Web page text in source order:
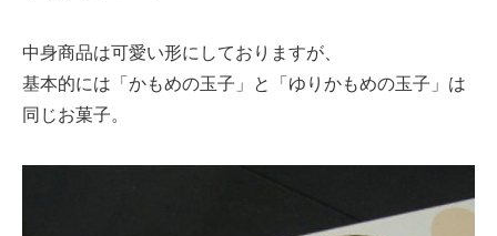
中身商品は可愛い形にしておりますが、
基本的には「かもめの玉子」と「ゆりかもめの玉子」は
同じお菓子。